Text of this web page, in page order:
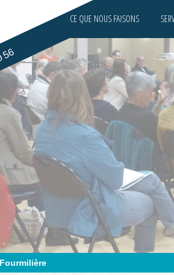
CE QUE NOUS FAISONS